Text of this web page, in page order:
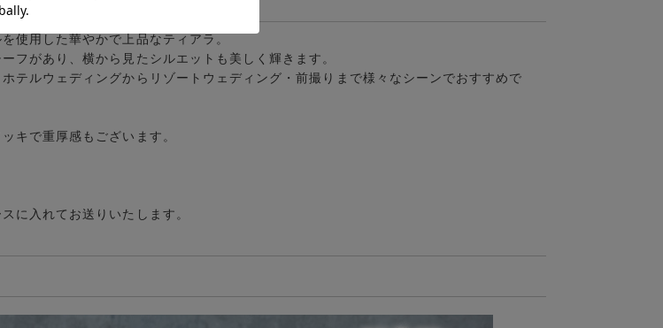
使用した華やかで上品なティアラ 。
フがあり、横から見たシルエットも美しく輝きます。
テルウェディングからリゾートウェディング・前撮りまで様々なシーンでおすすめで
キで重厚感もございます。
に入れてお送りいたします。